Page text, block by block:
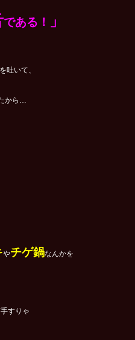
である！ 」
を吐いて、
から…
やチゲ鍋なんかを
すりゃ